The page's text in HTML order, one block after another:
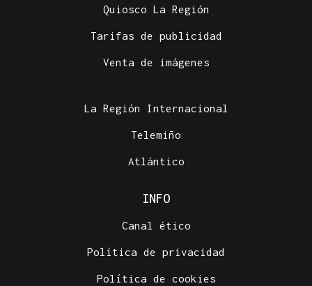
Quiosco La Región
Tarifas de publicidad
Venta de imágenes
La Región Internacional
Telemiño
Atlántico
INFO
Canal ético
Política de privacidad
Política de cookies